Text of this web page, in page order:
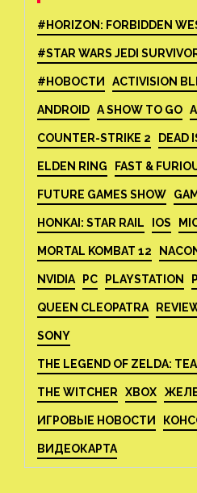
#HORIZON: FORBIDDEN
#STAR WARS JEDI
#НОВОСТИ ACTIVISION
ANDROID A SHOW TO GO
COUNTER-STRIKE 2 DEAD
ELDEN RING FAST &
FUTURE GAMES SHOW
HONKAI: STAR RAIL IOS
MORTAL KOMBAT 12
NVIDIA PC PLAYSTATION
QUEEN CLEOPATRA
SONY
THE LEGEND OF ZELDA:
THE WITCHER XBOX
ИГРОВЫЕ НОВОСТИ
ВИДЕОКАРТА